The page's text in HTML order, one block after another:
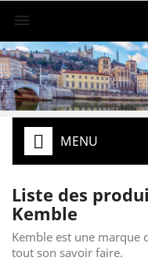

MENU
Liste des
Kemble
Kemble est une marque
tout son savoir faire.